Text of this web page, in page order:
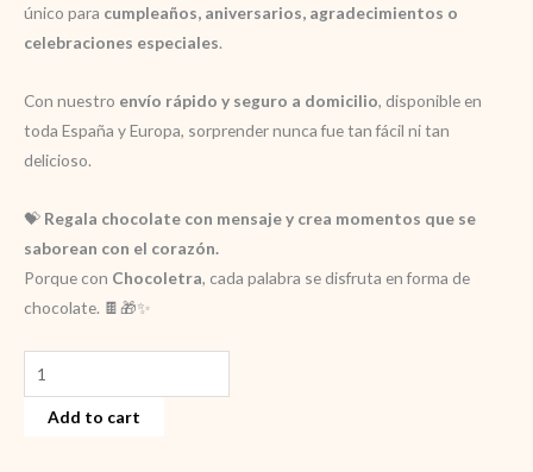
único para cumpleaños, aniversarios, agradecimientos o
celebraciones especiales.
Con nuestro envío rápido y seguro a domicilio, disponible en
toda España y Europa, sorprender nunca fue tan fácil ni tan
delicioso.
💝 Regala chocolate con mensaje y crea momentos que se
saborean con el corazón.
Porque con Chocoletra, cada palabra se disfruta en forma de
chocolate. 🍫🎁✨
Caja
chocolate
personalizada
Add to cart